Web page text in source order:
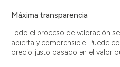
Máxima transparencia
Todo el proceso de valoración
abierta y comprensible. Puede
precio justo basado en el valor